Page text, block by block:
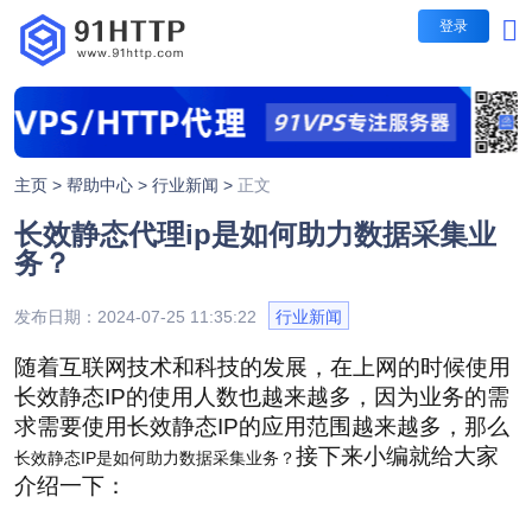
登录
短效代理
长效代理
隧道代理
短效代理
每日提取IP无限制
包量套餐
IP时效：1/3/5/10/30分
按IP计费，业务长期有效
主页 > 帮助中心 > 行业新闻 > 正文
长效静态代理ip是如何助力数据采集业
务？
发布日期：2024-07-25 11:35:22 行业新闻
随着互联网技术和科技的发展，在上网的时候使用
长效静态IP的使用人数也越来越多，因为业务的需
求需要使用长效静态IP的应用范围越来越多，那么
长效静态IP是如何助力数据采集业务？接下来小编就给大家
介绍一下：